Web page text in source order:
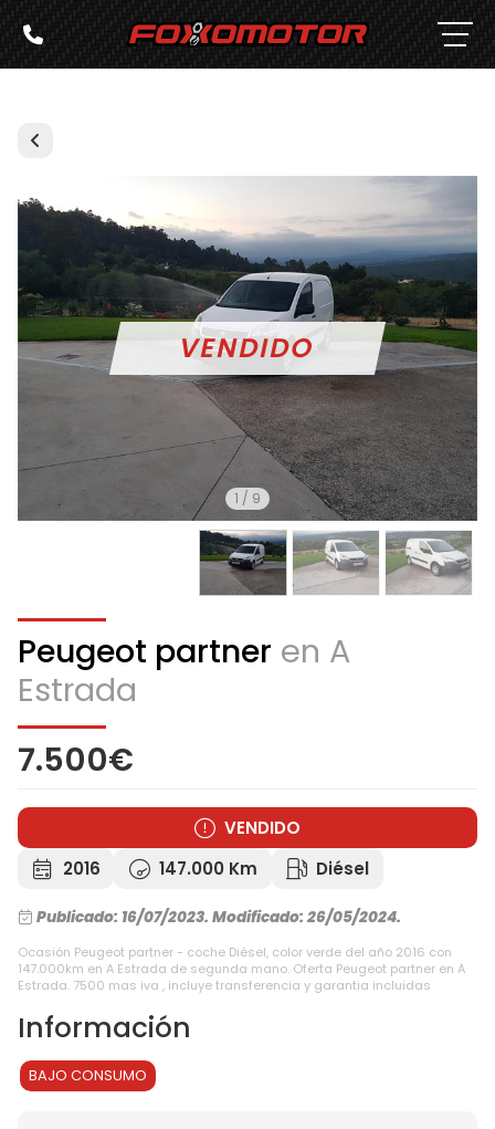
1 / 9
Peugeot partner en A
Estrada
7.500€
VENDIDO
2016
147.000 Km Diésel
Publicado: 16/07/2023. Modificado: 26/05/2024.
Ocasión Peugeot partner - coche Diésel, color verde del año 2016 con
147.000km en A Estrada de segunda mano. Oferta Peugeot partner en A
Estrada. 7500 mas iva , incluye transferencia y garantia incluidas
Información
BAJO CONSUMO